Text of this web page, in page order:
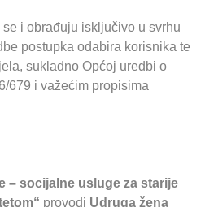
i obrađuju isključivo u svrhu
postupka odabira korisnika te
sukladno Općoj uredbi o
679 i važećim propisima
– socijalne usluge za starije
provodi Udruga žena